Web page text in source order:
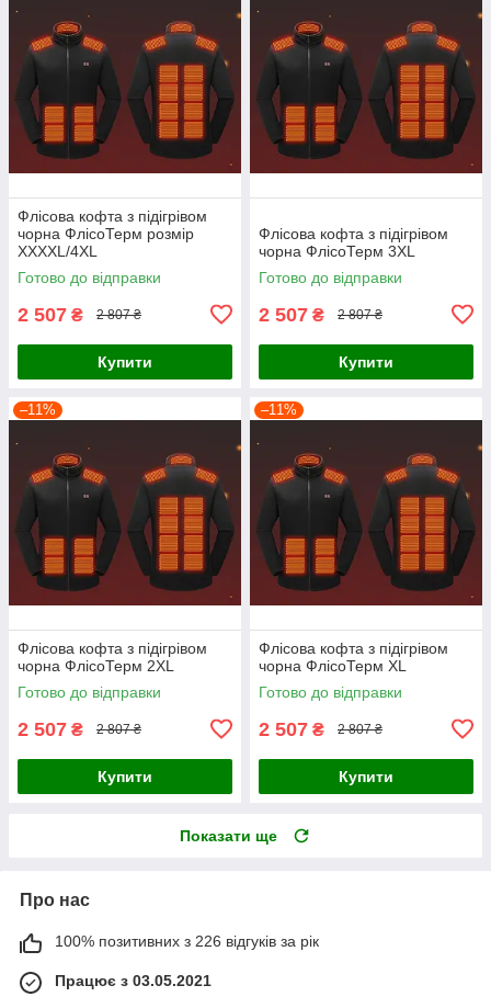
Флісова кофта з підігрівом
чорна ФлісоТерм розмір
XXXXL/4XL
Готово до відправки
2 507 ₴ 2 807 ₴
Купити
Флісова кофта з підігрівом
чорна ФлісоТерм 3XL
Готово до відправки
2 507 ₴ 2 807 ₴
Купити
–11%
Флісова кофта з підігрівом
чорна ФлісоТерм 2XL
Готово до відправки
2 507 ₴ 2 807 ₴
Купити
–11%
Флісова кофта з підігрівом
чорна ФлісоТерм XL
Готово до відправки
2 507 ₴ 2 807 ₴
Купити
Показати ще
Про нас
100% позитивних з 226 відгуків за рік
Працює з 03.05.2021